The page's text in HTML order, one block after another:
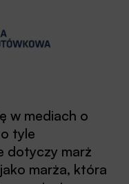
w mediach o
tyle
dotyczy marż
marża, która